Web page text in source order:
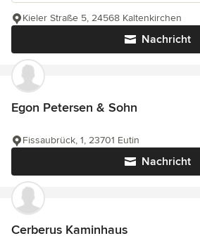
Nachricht
Kieler Straße 5, 24568 Kaltenkirchen
Egon Petersen & Sohn
Nachricht
Fissaubrück, 1, 23701 Eutin
Cerberus Kaminhaus